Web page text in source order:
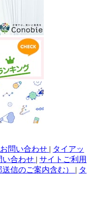
問い合わせ | タイアッ
い合わせ | サイトご利用
信のご案内含む） | タ